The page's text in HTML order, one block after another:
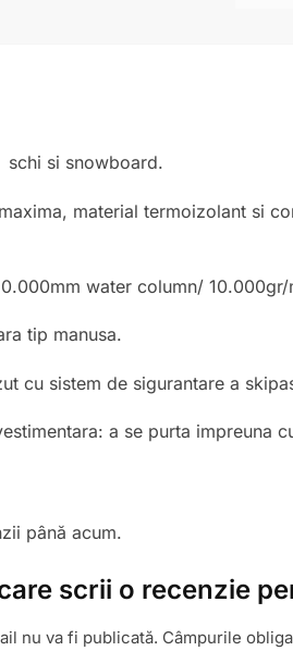
si snowboard.
material termoizolant si
water column/
tip manusa.
cu sistem de sigurantare a
a se purta impreuna
până acum.
scrii o recenzie
nu va fi publicată. Câmpurile